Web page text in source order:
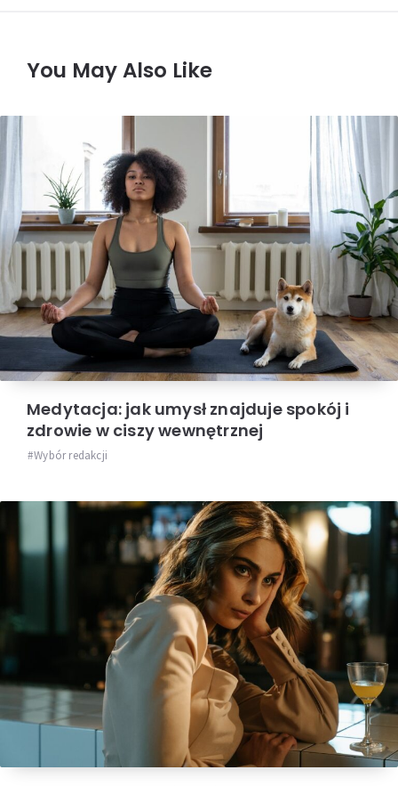
You May Also Like
Medytacja: jak umysł znajduje spokój i
zdrowie w ciszy wewnętrznej
Wybór redakcji